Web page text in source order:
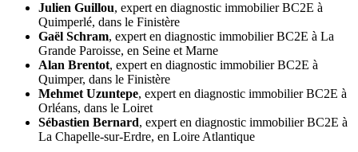
Julien Guillou, expert en diagnostic immobilier BC2E à
Quimperlé, dans le Finistère
Gaël Schram, expert en diagnostic immobilier BC2E à La
Grande Paroisse, en Seine et Marne
Alan Brentot, expert en diagnostic immobilier BC2E à
Quimper, dans le Finistère
Mehmet Uzuntepe, expert en diagnostic immobilier BC2E à
Orléans, dans le Loiret
Sébastien Bernard, expert en diagnostic immobilier BC2E à
La Chapelle-sur-Erdre, en Loire Atlantique